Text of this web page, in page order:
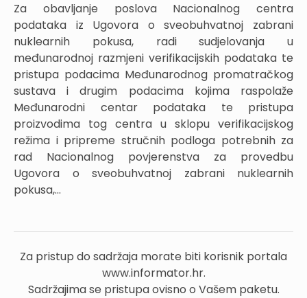
Za obavljanje poslova Nacionalnog centra
podataka iz Ugovora o sveobuhvatnoj zabrani
nuklearnih pokusa, radi sudjelovanja u
međunarodnoj razmjeni verifikacijskih podataka te
pristupa podacima Međunarodnog promatračkog
sustava i drugim podacima kojima raspolaže
Međunarodni centar podataka te pristupa
proizvodima tog centra u sklopu verifikacijskog
režima i pripreme stručnih podloga potrebnih za
rad Nacionalnog povjerenstva za provedbu
Ugovora o sveobuhvatnoj zabrani nuklearnih
pokusa,...
Za pristup do sadržaja morate biti korisnik portala
www.informator.hr.
Sadržajima se pristupa ovisno o Vašem paketu.